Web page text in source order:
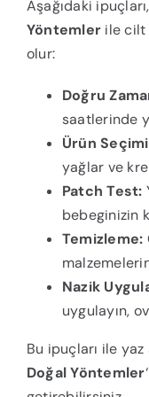
Aşağıdaki ipuçları,
Yöntemler ile cilt
olur:
Doğru
saatlerinde
Ürün
yağlar ve
Patch Test:
bebeginizin
Temizleme:
Nazik
uygulayın,
Bu ipuçları ile yaz
Doğal Yöntemler